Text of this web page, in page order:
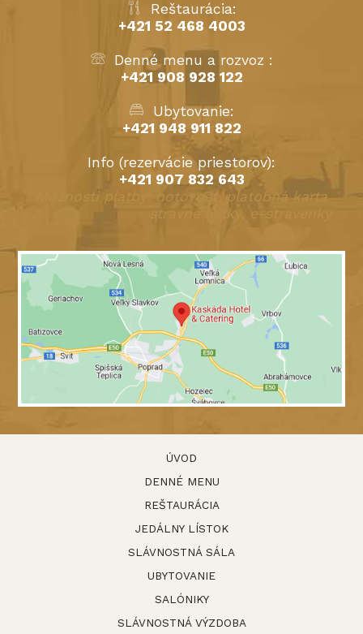
Reštaurácia:
+421 52 468 4003
Denné menu a rozvoz :
+421 908 928 122
Ubytovanie:
+421 948 911 822
Info (rezervácie priestorov):
+421 907 832 643
Možnosti platby: hotovosť, platobná karta
stravné lístky, e-stravenky
ÚVOD
DENNÉ MENU
REŠTAURÁCIA
JEDÁLNY LÍSTOK
SLÁVNOSTNÁ SÁLA
UBYTOVANIE
SALÓNIKY
SLÁVNOSTNÁ VÝZDOBA